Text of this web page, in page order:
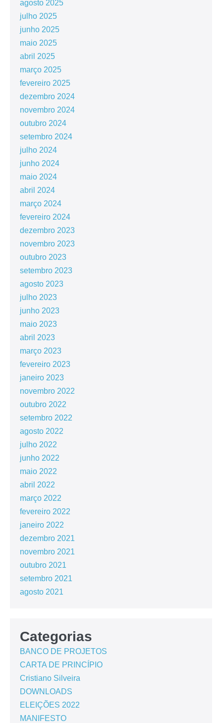
agosto 2025
julho 2025
junho 2025
maio 2025
abril 2025
março 2025
fevereiro 2025
dezembro 2024
novembro 2024
outubro 2024
setembro 2024
julho 2024
junho 2024
maio 2024
abril 2024
março 2024
fevereiro 2024
dezembro 2023
novembro 2023
outubro 2023
setembro 2023
agosto 2023
julho 2023
junho 2023
maio 2023
abril 2023
março 2023
fevereiro 2023
janeiro 2023
novembro 2022
outubro 2022
setembro 2022
agosto 2022
julho 2022
junho 2022
maio 2022
abril 2022
março 2022
fevereiro 2022
janeiro 2022
dezembro 2021
novembro 2021
outubro 2021
setembro 2021
agosto 2021
Categorias
BANCO DE PROJETOS
CARTA DE PRINCÍPIO
Cristiano Silveira
DOWNLOADS
ELEIÇÕES 2022
MANIFESTO